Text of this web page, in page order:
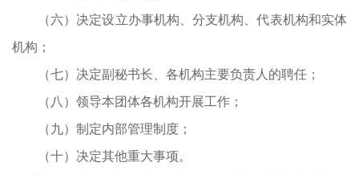
（六） 决定设立办事机构、分支机构、代表机构和实体
机构；
（七）决定副秘书长、各机构主要负责人的聘任；
（八）领导本团体各机构开展工作；
（九）制定内部管理制度；
（十） 决定其他重大事项。